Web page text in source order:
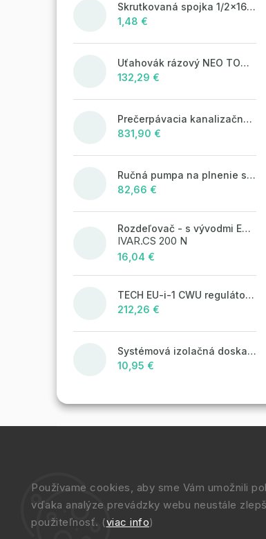
Používame cookies, aby sme Vám umožnili
vďaka analýze prevádzky webu neustále
použiteľnosť. (viac info)
Skrutkovaná spojka 1/2x16 s vonkajším závitom
1,48 €
Uťahovák rázový NEO TOOLS 04-720
132,29 €
Prečerpávacia kanalizačná šachta KOMPAKT MAX 1300x1000 na odpadovú vodu
831,90 €
Ručná pumpa na plnenie solárnych systémov
82,66 €
Rozdeľovač - s vývodmi EK - 3/4"xEK; 2cestný; nikel
IVAR.CS 200 N
16,04 €
TECH EU-i-1 CWU regulátor pre vykurovacie systémy, pre obsluhu 1 pohonu ventilu + obeh TÚV
212,26 €
Systémová izolačná doska STIROTERMAL DUO 20
10,95 €